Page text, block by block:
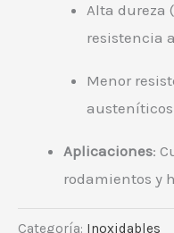
Alta dureza
resistencia
Menor
Aplicaciones:
rodamientos y
Categoría: Inoxidables